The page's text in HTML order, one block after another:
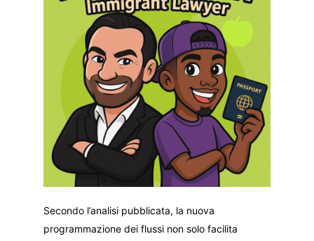
Secondo l’analisi pubblicata, la nuova
programmazione dei flussi non solo facilita